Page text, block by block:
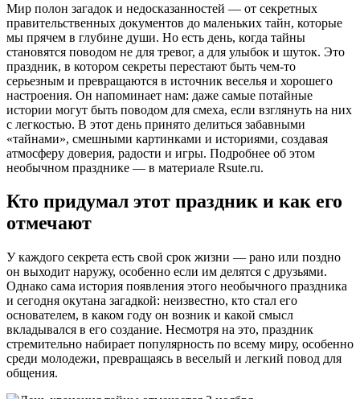
Мир полон загадок и недосказанностей — от секретных
правительственных документов до маленьких тайн, которые
мы прячем в глубине души. Но есть день, когда тайны
становятся поводом не для тревог, а для улыбок и шуток. Это
праздник, в котором секреты перестают быть чем-то
серьезным и превращаются в источник веселья и хорошего
настроения. Он напоминает нам: даже самые потайные
истории могут быть поводом для смеха, если взглянуть на них
с легкостью. В этот день принято делиться забавными
«тайнами», смешными картинками и историями, создавая
атмосферу доверия, радости и игры. Подробнее об этом
необычном празднике — в материале Rsute.ru.
Кто придумал этот праздник и как его
отмечают
У каждого секрета есть свой срок жизни — рано или поздно
он выходит наружу, особенно если им делятся с друзьями.
Однако сама история появления этого необычного праздника
и сегодня окутана загадкой: неизвестно, кто стал его
основателем, в каком году он возник и какой смысл
вкладывался в его создание. Несмотря на это, праздник
стремительно набирает популярность по всему миру, особенно
среди молодежи, превращаясь в веселый и легкий повод для
общения.